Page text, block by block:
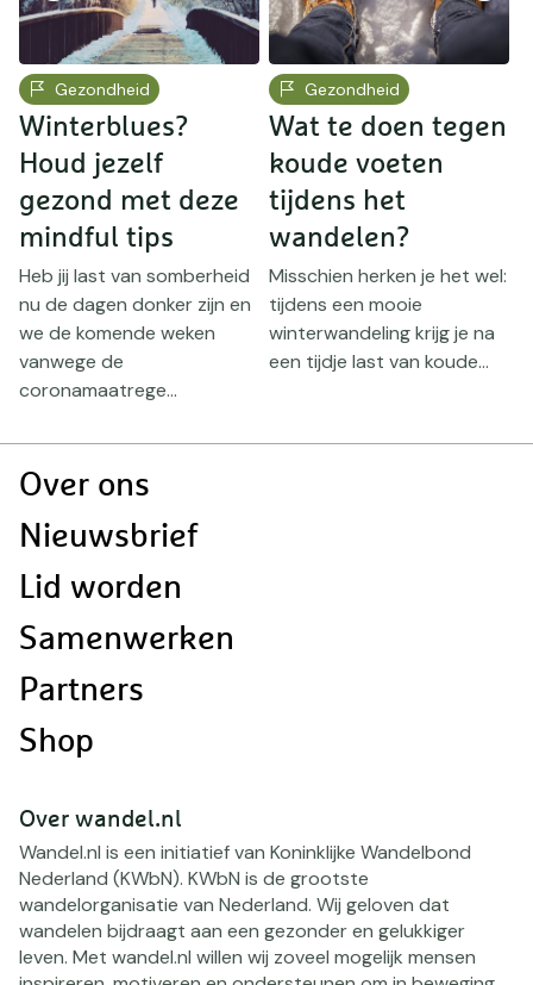
Gezondheid
Winterblues?
Houd jezelf
gezond met deze
mindful tips
Heb jij last van somberheid
nu de dagen donker zijn en
we de komende weken
vanwege de
coronamaatrege...
Gezondheid
Wat te doen tegen
koude voeten
tijdens het
wandelen?
Misschien herken je het wel:
tijdens een mooie
winterwandeling krijg je na
een tijdje last van koude...
Doormat
Over ons
Nieuwsbrief
Lid worden
Samenwerken
Partners
Shop
Over wandel.nl
Wandel.nl is een initiatief van Koninklijke Wandelbond
Nederland (KWbN). KWbN is de grootste
wandelorganisatie van Nederland. Wij geloven dat
wandelen bijdraagt aan een gezonder en gelukkiger
leven. Met wandel.nl willen wij zoveel mogelijk mensen